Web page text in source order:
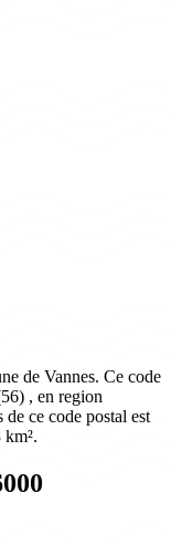
de Vannes. Ce code
, en region
ce code postal est